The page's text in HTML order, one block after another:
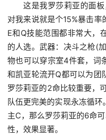
这是我罗莎莉亚的面
对我来说就是个15%暴击
E和Q技能范围都非常大，
的人选。武器：决斗之枪(
物也可以穿宗室4件套，词
和凯亚轮流开Q都可以为团
罗莎莉亚的2命比较重要，
队伍更完美的实现永冻循
主C，那么罗莎莉亚的6命
性，效果显著。